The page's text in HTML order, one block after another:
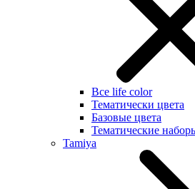
Все life color
Тематически цвета
Базовые цвета
Тематические
Tamiya